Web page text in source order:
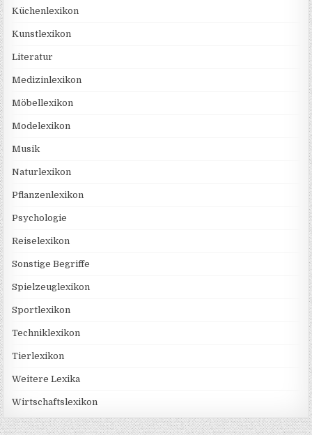
Küchenlexikon
Kunstlexikon
Literatur
Medizinlexikon
Möbellexikon
Modelexikon
Musik
Naturlexikon
Pflanzenlexikon
Psychologie
Reiselexikon
Sonstige Begriffe
Spielzeuglexikon
Sportlexikon
Techniklexikon
Tierlexikon
Weitere Lexika
Wirtschaftslexikon